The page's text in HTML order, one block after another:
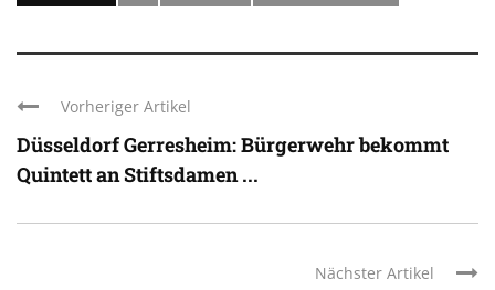
Vorheriger Artikel
Düsseldorf Gerresheim: Bürgerwehr bekommt
Quintett an Stiftsdamen ...
Nächster Artikel